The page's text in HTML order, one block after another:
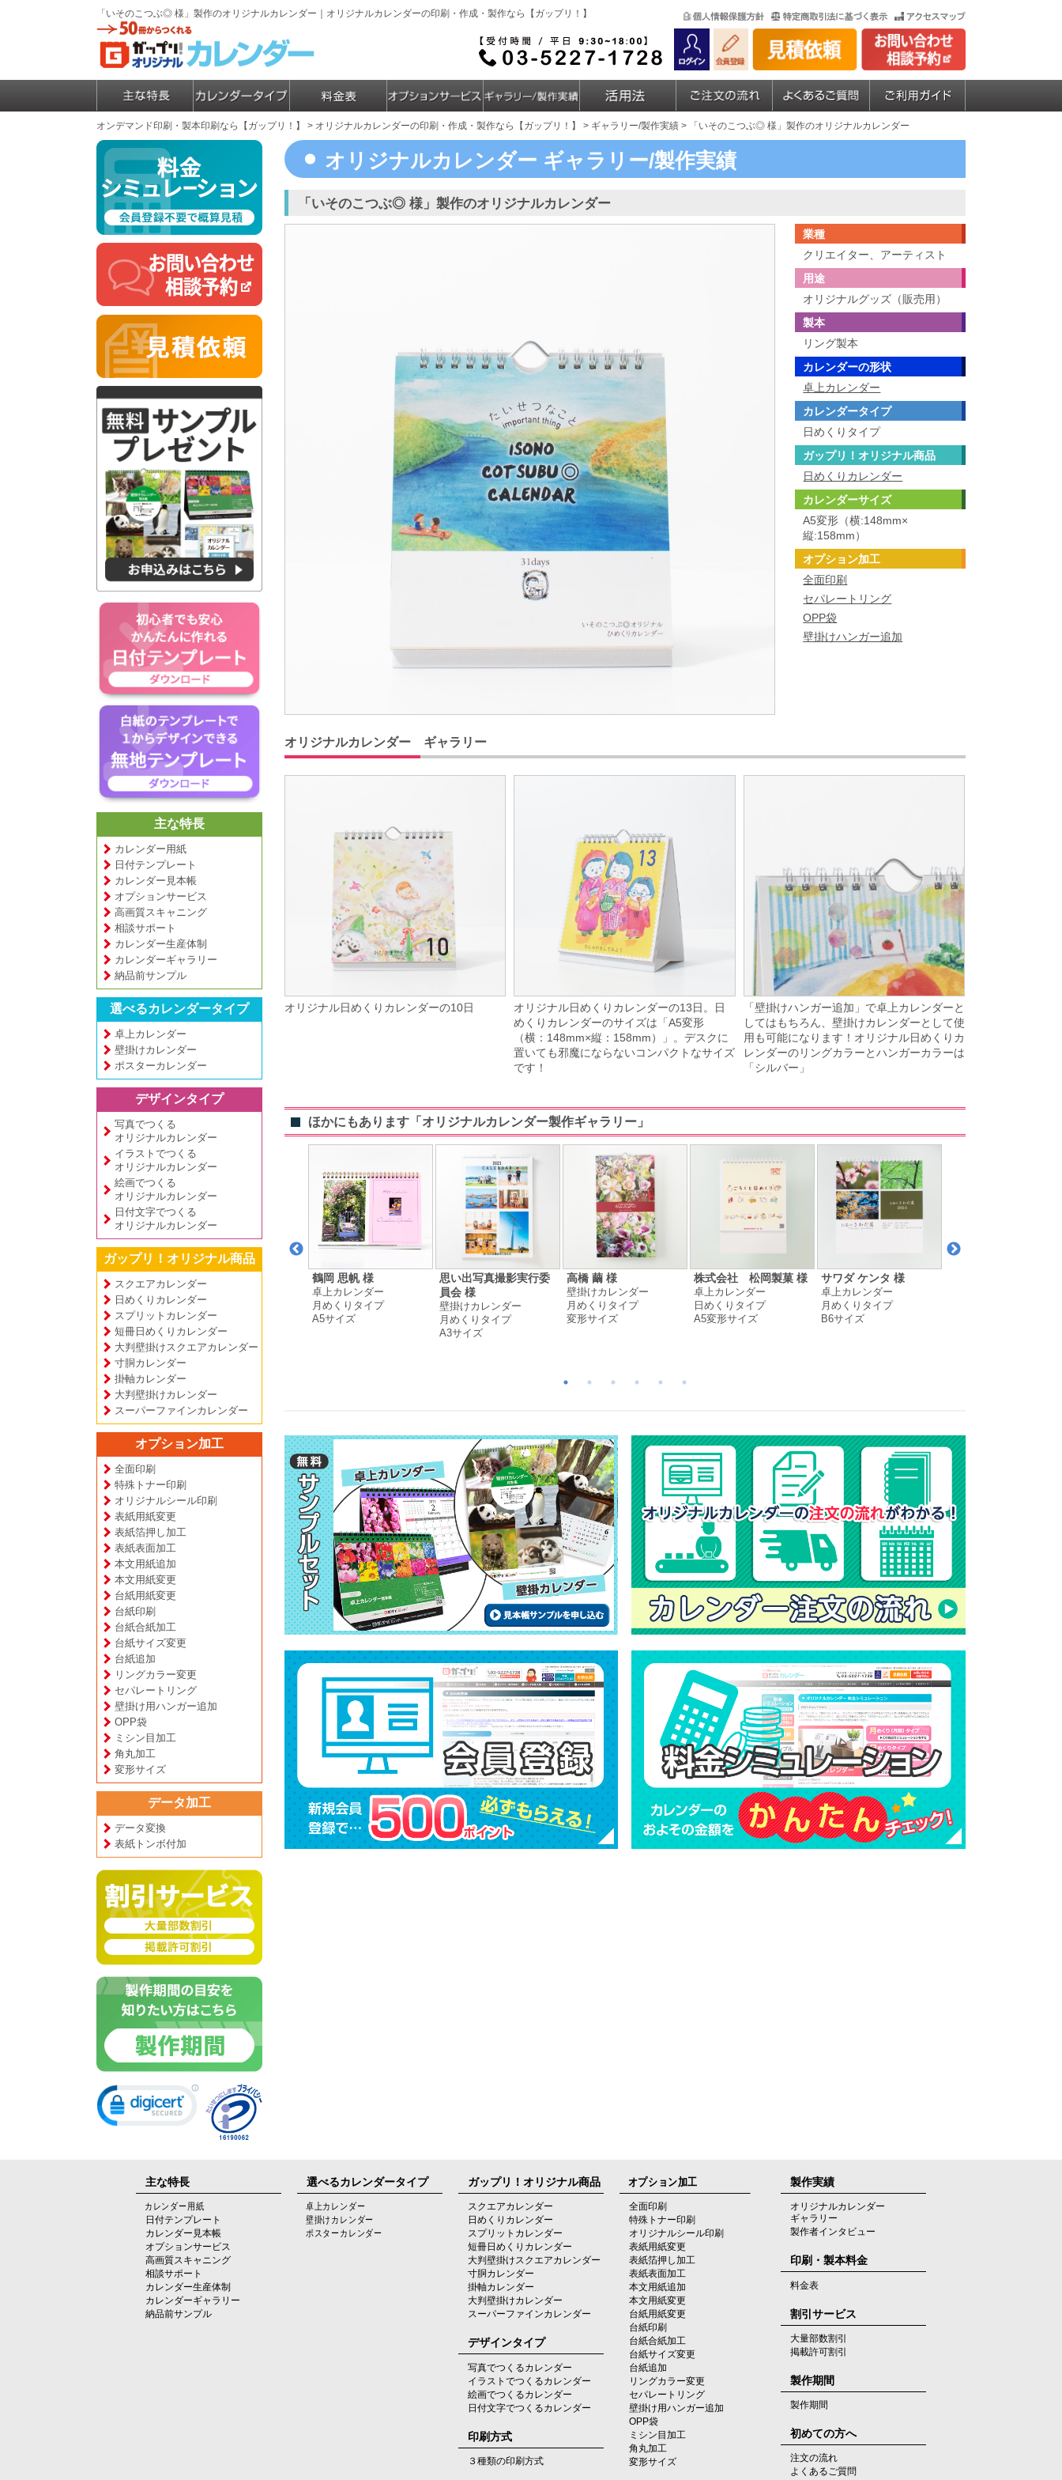
「いそのこつぶ◎ 様」製作のオリジナルカレンダー｜オリジナルカレンダーの印刷・作成・製作なら【ガップリ！】
オンデマンド印刷・製本印刷なら【ガップリ！】 > オリジナルカレンダーの印刷・作成・製作なら【ガップリ！】 > ギャラリー/製作実績 > 「いそのこつぶ◎ 様」製作のオリジナルカレンダー
主な特長
カレンダー用紙
日付テンプレート
カレンダー見本帳
オプションサービス
高画質スキャニング
相談サポート
カレンダー生産体制
カレンダーギャラリー
納品前サンプル
選べるカレンダータイプ
卓上カレンダー
壁掛けカレンダー
ポスターカレンダー
デザインタイプ
写真でつくる
オリジナルカレンダー
イラストでつくる
オリジナルカレンダー
絵画でつくる
オリジナルカレンダー
日付文字でつくる
オリジナルカレンダー
ガップリ！オリジナル商品
スクエアカレンダー
日めくりカレンダー
スプリットカレンダー
短冊日めくりカレンダー
大判壁掛けスクエアカレンダー
寸胴カレンダー
掛軸カレンダー
大判壁掛けカレンダー
スーパーファインカレンダー
オプション加工
全面印刷
特殊トナー印刷
オリジナルシール印刷
表紙用紙変更
表紙箔押し加工
表紙表面加工
本文用紙追加
本文用紙変更
台紙用紙変更
台紙印刷
台紙合紙加工
台紙サイズ変更
台紙追加
リングカラー変更
セパレートリング
壁掛け用ハンガー追加
OPP袋
ミシン目加工
角丸加工
変形サイズ
データ加工
データ変換
表紙トンボ付加
オリジナルカレンダー ギャラリー/製作実績
「いそのこつぶ◎ 様」製作のオリジナルカレンダー
業種
クリエイター、アーティスト
用途
オリジナルグッズ（販売用）
製本
リング製本
カレンダーの形状
卓上カレンダー
カレンダータイプ
日めくりタイプ
ガップリ！オリジナル商品
日めくりカレンダー
カレンダーサイズ
A5変形（横:148mm×
縦:158mm）
オプション加工
全面印刷
セパレートリング
OPP袋
壁掛けハンガー追加
オリジナルカレンダー ギャラリー
オリジナル日めくりカレンダーの10日
オリジナル日めくりカレンダーの13日。日
めくりカレンダーのサイズは「A5変形
（横：148mm×縦：158mm）」。デスクに
置いても邪魔にならないコンパクトなサイズ
です！
「壁掛けハンガー追加」で卓上カレンダーと
してはもちろん、壁掛けカレンダーとして使
用も可能になります！オリジナル日めくりカ
レンダーのリングカラーとハンガーカラーは
「シルバー」
ほかにもあります「オリジナルカレンダー製作ギャラリー」
りゅう店長 様
卓上カレンダー
月めくりタイプ
アトリエＴＡＭ 山
口 珠瑛 様
卓上カレンダー
日めくりタイプ
A5変形サイズ
鶴岡 思帆 様
卓上カレンダー
月めくりタイプ
A5サイズ
思い出写真撮影実行委
員会 様
壁掛けカレンダー
月めくりタイプ
A3サイズ
高橋 繭 様
壁掛けカレンダー
月めくりタイプ
変形サイズ
株式会社 松岡製菓 様
卓上カレンダー
日めくりタイプ
A5変形サイズ
サワダ ケンタ 様
卓上カレンダー
月めくりタイプ
B6サイズ
主な特長
カレンダー用紙
日付テンプレート
カレンダー見本帳
オプションサービス
高画質スキャニング
相談サポート
カレンダー生産体制
カレンダーギャラリー
納品前サンプル
選べるカレンダータイプ
卓上カレンダー
壁掛けカレンダー
ポスターカレンダー
ガップリ！オリジナル商品
スクエアカレンダー
日めくりカレンダー
スプリットカレンダー
短冊日めくりカレンダー
大判壁掛けスクエアカレンダー
寸胴カレンダー
掛軸カレンダー
大判壁掛けカレンダー
スーパーファインカレンダー
デザインタイプ
写真でつくるカレンダー
イラストでつくるカレンダー
絵画でつくるカレンダー
日付文字でつくるカレンダー
印刷方式
３種類の印刷方式
オプション加工
全面印刷
特殊トナー印刷
オリジナルシール印刷
表紙用紙変更
表紙箔押し加工
表紙表面加工
本文用紙追加
本文用紙変更
台紙用紙変更
台紙印刷
台紙合紙加工
台紙サイズ変更
台紙追加
リングカラー変更
セパレートリング
壁掛け用ハンガー追加
OPP袋
ミシン目加工
角丸加工
変形サイズ
製作実績
オリジナルカレンダー
ギャラリー
製作者インタビュー
印刷・製本料金
料金表
割引サービス
大量部数割引
掲載許可割引
製作期間
製作期間
初めての方へ
注文の流れ
よくあるご質問